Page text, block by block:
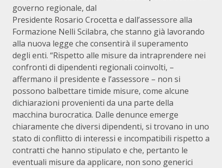
governo regionale, dal
Presidente Rosario Crocetta e dall’assessore alla
Formazione Nelli Scilabra, che stanno già lavorando
alla nuova legge che consentirà il superamento
degli enti. “Rispetto alle misure da intraprendere nei
confronti di dipendenti regionali coinvolti, –
affermano il presidente e l’assessore – non si
possono balbettare timide misure, come alcune
dichiarazioni provenienti da una parte della
macchina burocratica. Dalle denunce emerge
chiaramente che diversi dipendenti, si trovano in uno
stato di conflitto di interessi e incompatibili rispetto a
contratti che hanno stipulato e che, pertanto le
eventuali misure da applicare, non sono generici